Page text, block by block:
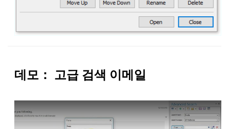
데모： 고급 검색 이메일